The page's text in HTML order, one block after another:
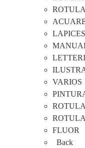
VARIOS
FLUOR
Back